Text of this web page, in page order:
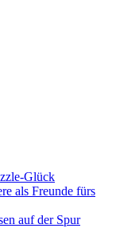
Glück
als Freunde fürs
auf der Spur